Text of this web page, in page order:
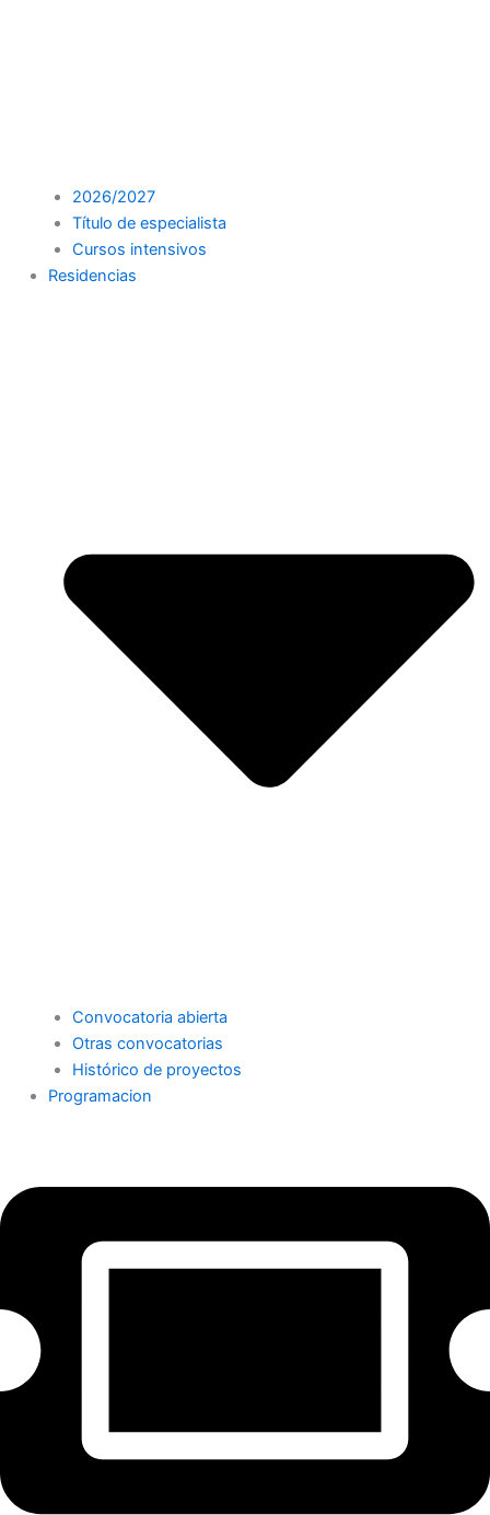
2026/2027
Título de especialista
Cursos intensivos
Residencias
Convocatoria abierta
Otras convocatorias
Histórico de proyectos
Programacion